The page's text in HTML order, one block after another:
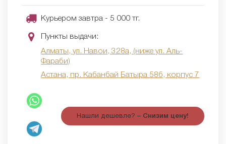
Курьером завтра - 5 000 тг.
Пункты выдачи:
Алматы, ул. Навои, 328а, (ниже ул. Аль-
Фараби)
Астана, пр. Кабанбай Батыра 58б, корпус 7
Нашли дешевле? – Снизим цену!